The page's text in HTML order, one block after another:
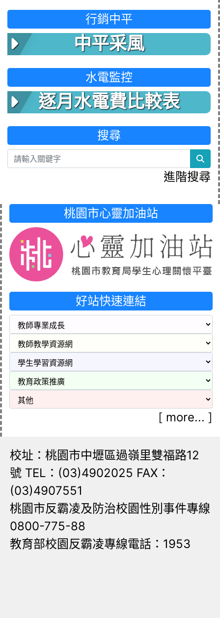
行銷中平
中平采風
水電監控
逐月水電費比較表
搜尋
進階搜尋
桃園市心靈加油站
好站快速連結
[ more... ]
校址：桃園市中壢區過嶺里雙福路12
號 TEL：(03)4902025 FAX：
(03)4907551
桃園市反霸凌及防治校園性別事件專線
0800-775-88
教育部校園反霸凌專線電話：1953